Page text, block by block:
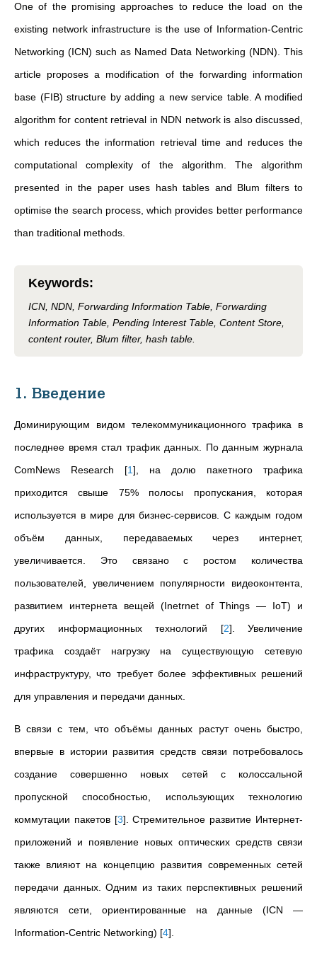
One of the promising approaches to reduce the load on the
existing network infrastructure is the use of Information-Centric
Networking (ICN) such as Named Data Networking (NDN). This
article proposes a modification of the forwarding information
base (FIB) structure by adding a new service table. A modified
algorithm for content retrieval in NDN network is also discussed,
which reduces the information retrieval time and reduces the
computational complexity of the algorithm. The algorithm
presented in the paper uses hash tables and Blum filters to
optimise the search process, which provides better performance
than traditional methods.
Keywords:
ICN, NDN, Forwarding Information Table, Forwarding
Information Table, Pending Interest Table, Content Store,
content router, Blum filter, hash table.
1. Введение
Доминирующим видом телекоммуникационного трафика в
последнее время стал трафик данных. По данным журнала
ComNews Research [1] , на долю пакетного трафика
приходится свыше 75% полосы пропускания, которая
используется в мире для бизнес-сервисов. С каждым годом
объём данных, передаваемых через интернет,
увеличивается. Это связано с ростом количества
пользователей, увеличением популярности видеоконтента,
развитием интернета вещей (Inetrnet of Things — IoT) и
других информационных технологий [2] . Увеличение
трафика создаёт нагрузку на существующую сетевую
инфраструктуру, что требует более эффективных решений
для управления и передачи данных.
В связи с тем, что объёмы данных растут очень быстро,
впервые в истории развития средств связи потребовалось
создание совершенно новых сетей с колоссальной
пропускной способностью, использующих технологию
коммутации пакетов [3] . Стремительное развитие Интернет-
приложений и появление новых оптических средств связи
также влияют на концепцию развития современных сетей
передачи данных. Одним из таких перспективных решений
являются сети, ориентированные на данные (ICN —
Information-Centric Networking) [4]